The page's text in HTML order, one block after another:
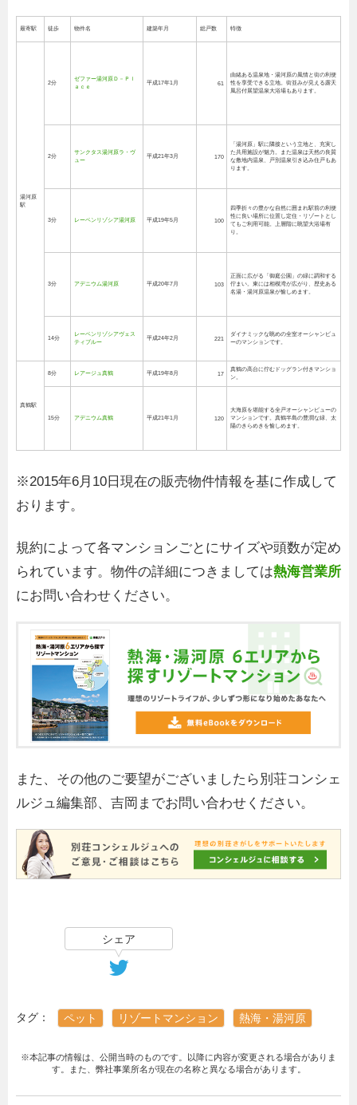
最寄駅 徒歩 物件名 建築年月 総戸数 特徴
湯河原
駅
2分
ゼファー湯河原Ｄ－Ｐｌ
ａｃｅ
平成17年1月 61
由緒ある温泉地・湯河原の風情と街の利便
性を享受できる立地。街並みが見える露天
風呂付展望温泉大浴場もあります。
2分
サンクタス湯河原ラ・ヴ
ュー
平成21年3月 170
「湯河原」駅に隣接という立地と、充実し
た共用施設が魅力。また温泉は天然の良質
な敷地内温泉、戸別温泉引き込み住戸もあ
ります。
3分 レーベンリゾシア湯河原 平成19年5月 100
四季折々の豊かな自然に囲まれ駅前の利便
性に良い場所に位置し定住・リゾートとし
てもご利用可能。上層階に眺望大浴場有
り。
3分 アデニウム湯河原 平成20年7月 103
正面に広がる「御庭公園」の緑に調和する
佇まい。東には相模湾が広がり、歴史ある
名湯・湯河原温泉が愉しめます。
14分
レーベンリゾシアヴェス
ティブルー
平成24年2月 221
ダイナミックな眺めの全室オーシャンビュ
ーのマンションです。
真鶴駅
8分 レアージュ真鶴 平成19年8月 17
真鶴の高台に佇むドッグラン付きマンショ
ン。
15分 アデニウム真鶴 平成21年1月 120
大海原を堪能する全戸オーシャンビューの
マンションです。真鶴半島の豊潤な緑、太
陽のきらめきを愉しめます。
※2015年6月10日現在の販売物件情報を基に作成して
おります。
規約によって各マンションごとにサイズや頭数が定め
られています。物件の詳細につきましては熱海営業所
にお問い合わせください。
また、その他のご要望がございましたら別荘コンシェ
ルジュ編集部、吉岡までお問い合わせください。
シェア
タグ： ペット リゾートマンション 熱海・湯河原
※本記事の情報は、公開当時のものです。以降に内容が変更される場合がありま
す。また、弊社事業所名が現在の名称と異なる場合があります。